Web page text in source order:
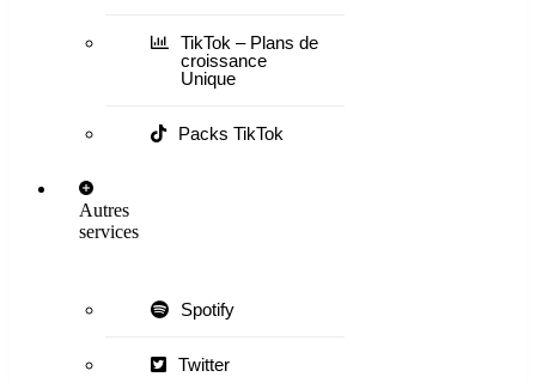
TikTok – Plans de
croissance
Unique
Packs TikTok
Autres
services
Spotify
Twitter